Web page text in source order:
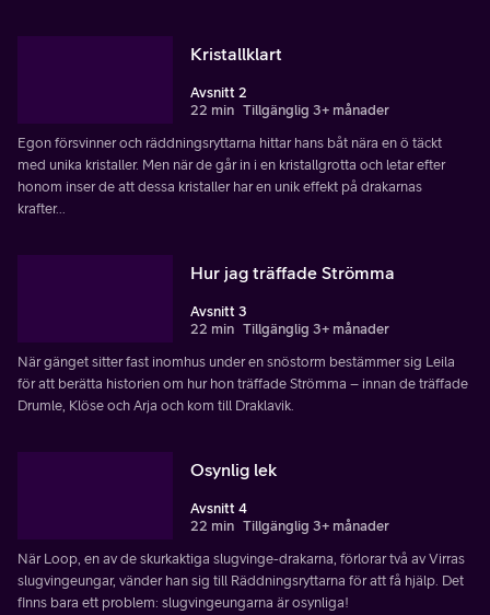
Kristallklart
Avsnitt 2
22 min Tillgänglig 3+ månader
Egon försvinner och räddningsryttarna hittar hans båt nära en ö täckt
med unika kristaller. Men när de går in i en kristallgrotta och letar efter
honom inser de att dessa kristaller har en unik effekt på drakarnas
krafter...
Hur jag träffade Strömma
Avsnitt 3
22 min Tillgänglig 3+ månader
När gänget sitter fast inomhus under en snöstorm bestämmer sig Leila
för att berätta historien om hur hon träffade Strömma – innan de träffade
Drumle, Klöse och Arja och kom till Draklavik.
Osynlig lek
Avsnitt 4
22 min Tillgänglig 3+ månader
När Loop, en av de skurkaktiga slugvinge-drakarna, förlorar två av Virras
slugvingeungar, vänder han sig till Räddningsryttarna för att få hjälp. Det
finns bara ett problem: slugvingeungarna är osynliga!